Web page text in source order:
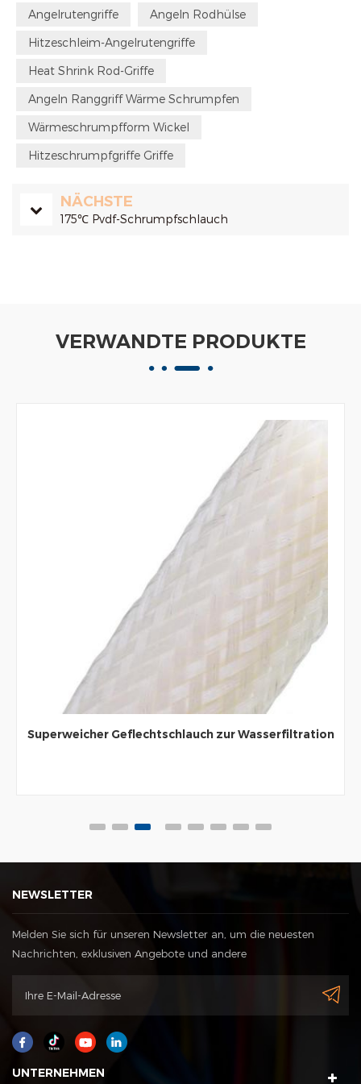
Angelrutengriffe Angeln Rodhülse
Hitzeschleim-Angelrutengriffe
Heat Shrink Rod-Griffe
Angeln Ranggriff Wärme Schrumpfen
Wärmeschrumpfform Wickel
Hitzeschrumpfgriffe Griffe
NÄCHSTE
175℃ Pvdf-Schrumpfschlauch
VERWANDTE PRODUKTE
Superweicher Geflechtschlauch zur Wasserfiltration
NEWSLETTER
Melden Sie sich für unseren Newsletter an, um die neuesten
Nachrichten, exklusiven Angebote und andere
Rabattinformationen zu erhalten
UNTERNEHMEN